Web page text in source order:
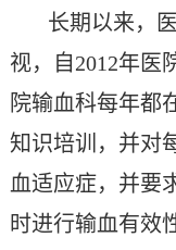
长期以来，
视，自2012年医
院输血科每年都
知识培训，并对
血适应症，并要
时进行输血有效